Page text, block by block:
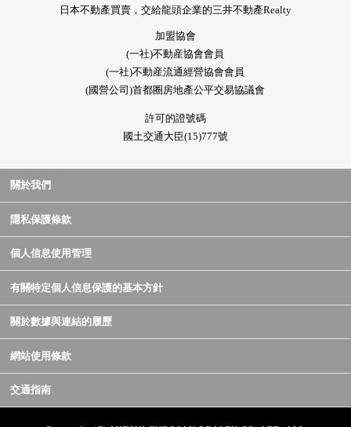
日本不動產買賣，交給龍頭企業的三井不動產Realty
加盟協會
(一社)不動産協會會員
(一社)不動産流通經營協會會員
(國營公司)首都圈房地產公平交易協議會
許可的證號碼
國土交通大臣(15)777號
關於我們
隱私保護條款
個人信息使用管理
有關特定個人信息保護的基本方針
關於數據與連結的履歷
網站使用條款
交通指南